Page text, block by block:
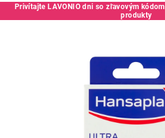
Privítajte LAVONIO dni so zľavovým kódom
produkty
Kód: 276653SC